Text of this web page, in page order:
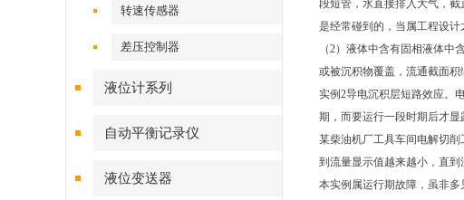
转速传感器
差压控制器
液位计系列
自动平衡记录仪
液位变送器
段短管，水直接排入大气，
是经常碰到的，当属工程设计
（2）液体中含有固相液体
或被沉积物覆盖，流通截面积
实例2导电沉积层短路效应。
期，而要运行一段时期后才显
某柴油机厂工具车间电解切
到流量显示值越来越小，直
本实例属运行期故障，虽非